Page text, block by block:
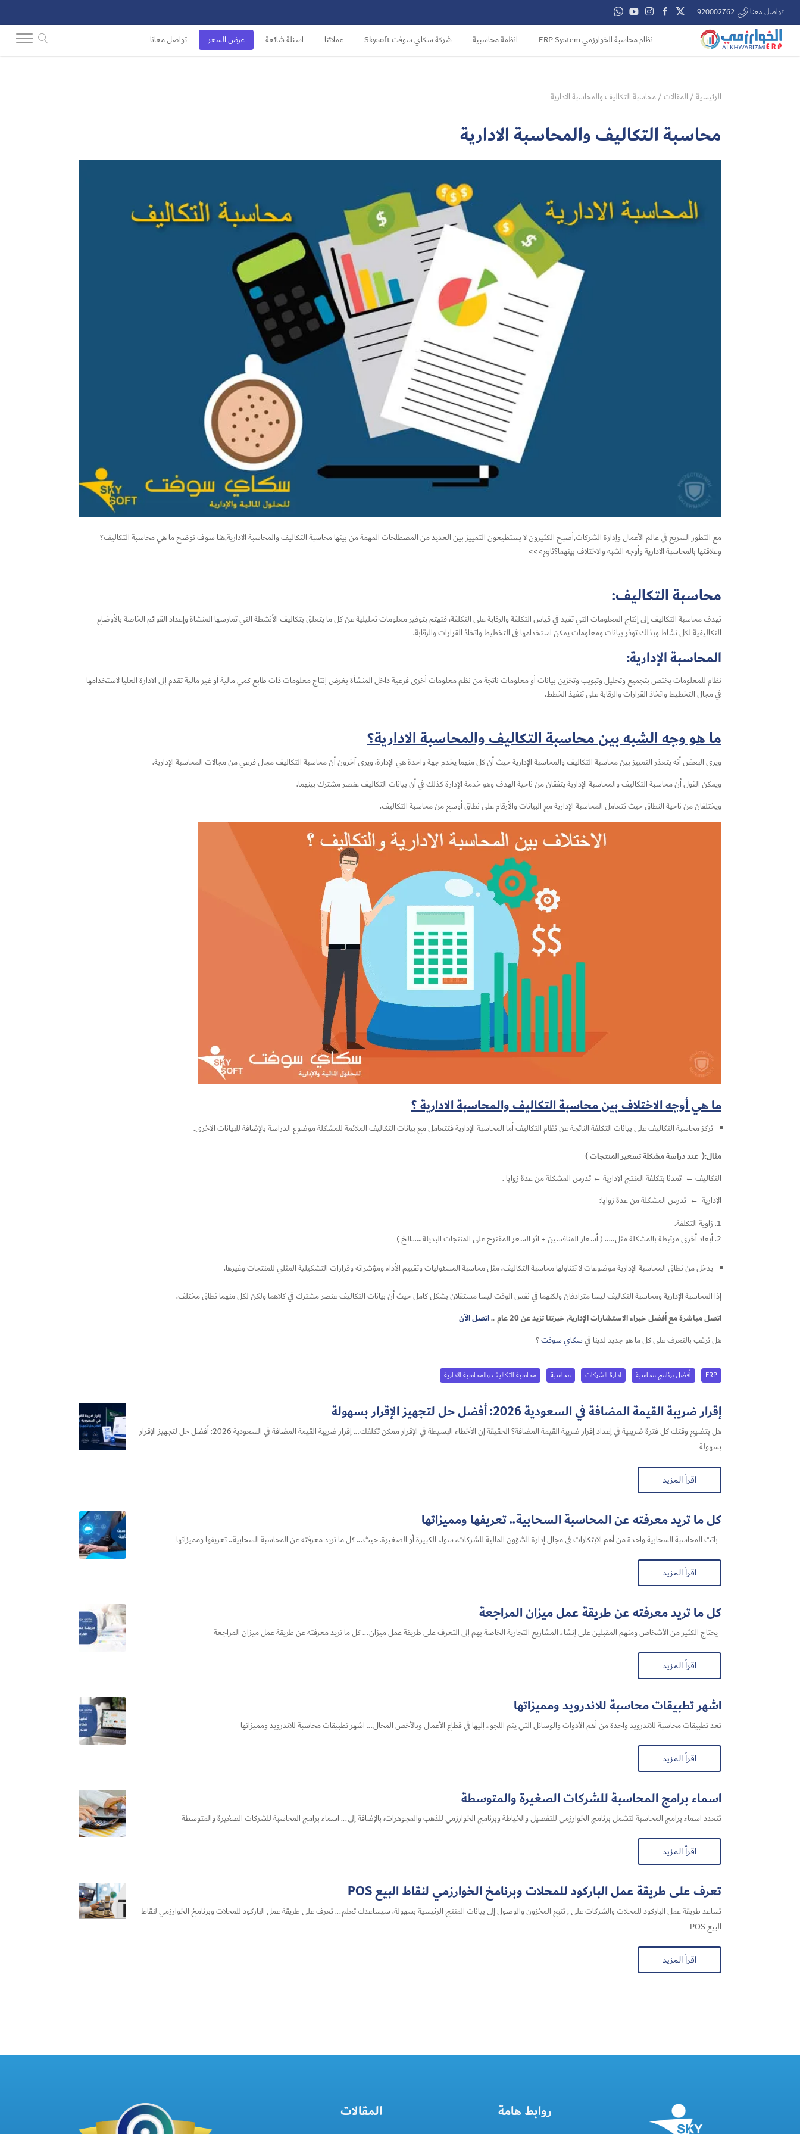
تواصل معنا 920002762
نظام محاسبة الخوارزمي ERP System انظمة محاسبية شركة سكاي سوفت Skysoft عملائنا اسئلة شائعة عرض السعر تواصل معانا
الرئيسية/ المقالات/محاسبة التكاليف والمحاسبة الادارية
محاسبة التكاليف والمحاسبة الادارية
مع التطور السريع في عالم الأعمال وإدارة الشركات,أصبح الكثيرون لا يستطيعون التمييز بين العديد من المصطلحات المهمة من بينها محاسبة التكاليف والمحاسبة الادارية,هنا سوف نوضح ما هي محاسبة التكاليف؟
وعلاقتها بالمحاسبة الادارية وأوجه الشبه والاختلاف بينهما؟تابع>>>
محاسبة التكاليف:
تهدف محاسبة التكاليف إلى إنتاج المعلومات التي تفيد في قياس التكلفة والرقابة على التكلفة، فتهتم بتوفير معلومات تحليلية عن كل ما يتعلق بتكاليف الأنشطة التي تمارسها المنشاة وإعداد القوائم الخاصة بالأوضاع
التكاليفية لكل نشاط وبذلك توفر بيانات ومعلومات يمكن استخدامها في التخطيط واتخاذ القرارات والرقابة.
المحاسبة الإدارية:
نظام للمعلومات يختص بتجميع وتحليل وتبويب وتخزين بيانات أو معلومات ناتجة من نظم معلومات أخرى فرعية داخل المنشأة بغرض إنتاج معلومات ذات طابع كمي مالية أو غير مالية تقدم إلى الإدارة العليا لاستخدامها
في مجال التخطيط واتخاذ القرارات والرقابة على تنفيذ الخطط.
ما هو وجه الشبه بين محاسبة التكاليف والمحاسبة الادارية؟
ويرى البعض أنه يتعذر التمييز بين محاسبة التكاليف والمحاسبة الإدارية حيث أن كل منهما يخدم جهة واحدة هي الإدارة، ويرى آخرون أن محاسبة التكاليف مجال فرعي من مجالات المحاسبة الإدارية.
ويمكن القول أن محاسبة التكاليف والمحاسبة الإدارية يتفقان من ناحية الهدف وهو خدمة الإدارة كذلك في أن بيانات التكاليف عنصر مشترك بينهما.
ويختلفان من ناحية النطاق حيث تتعامل المحاسبة الإدارية مع البيانات والأرقام على نطاق أوسع من محاسبة التكاليف.
ما هي أوجه الاختلاف بين محاسبة التكاليف والمحاسبة الادارية ؟
تركز محاسبة التكاليف على بيانات التكلفة الناتجة عن نظام التكاليف أما المحاسبة الإدارية فتتعامل مع بيانات التكاليف الملائمة للمشكلة موضوع الدراسة بالإضافة للبيانات الأخرى.
مثال:( عند دراسة مشكلة تسعير المنتجات )
التكاليف ← تمدنا بتكلفة المنتج الإدارية ← تدرس المشكلة من عدة زوايا .
الإدارية ← تدرس المشكلة من عدة زوايا:
زاوية التكلفة.
أبعاد أخرى مرتبطة بالمشكلة مثل….. ( أسعار المنافسين + اثر السعر المقترح على المنتجات البديلة……الخ )
يدخل من نطاق المحاسبة الإدارية موضوعات لا تتناولها محاسبة التكاليف، مثل محاسبة المسئوليات وتقييم الأداء ومؤشراته وقرارات التشكيلية المثلي للمنتجات وغيرها.
إذا المحاسبة الإدارية ومحاسبة التكاليف ليسا مترادفان ولكنهما في نفس الوقت ليسا مستقلان بشكل كامل حيث أن بيانات التكاليف عنصر مشترك في كلاهما ولكن لكل منهما نطاق مختلف.
اتصل مباشرة مع أفضل خبراء الاستشارات الإدارية, خبرتنا تزيد عن 20 عام .. اتصل الآن
هل ترغب بالتعرف على كل ما هو جديد لدينا فيسكاي سوفت؟
ERP أفضل برنامج محاسبة ادارة الشركات محاسبة محاسبة التكاليف والمحاسبة الادارية
إقرار ضريبة القيمة المضافة في السعودية 2026: أفضل حل لتجهيز الإقرار بسهولة
هل بتضيع وقتك كل فترة ضريبية في إعداد إقرار ضريبة القيمة المضافة؟ الحقيقة إن الأخطاء البسيطة في الإقرار ممكن تكلفك... إقرار ضريبة القيمة المضافة في السعودية 2026: أفضل حل لتجهيز الإقرار
بسهولة
اقرأ المزيد
كل ما تريد معرفته عن المحاسبة السحابية​.. تعريفها ومميزاتها
باتت المحاسبة السحابية​ واحدة من أهم الابتكارات في مجال إدارة الشؤون المالية للشركات، سواء الكبيرة أو الصغيرة. حيث... كل ما تريد معرفته عن المحاسبة السحابية​.. تعريفها ومميزاتها
اقرأ المزيد
كل ما تريد معرفته عن طريقة عمل ميزان المراجعة
يحتاج الكثير من الأشخاص ومنهم المقبلين على إنشاء المشاريع التجارية الخاصة بهم إلى التعرف على طريقة عمل ميزان... كل ما تريد معرفته عن طريقة عمل ميزان المراجعة
اقرأ المزيد
اشهر تطبيقات محاسبة للاندرويد ومميزاتها
تعد تطبيقات محاسبة للاندرويد واحدة من أهم الأدوات والوسائل التي يتم اللجوء إليها في قطاع الأعمال وبالأخص المحال... اشهر تطبيقات محاسبة للاندرويد ومميزاتها
اقرأ المزيد
اسماء برامج المحاسبة للشركات الصغيرة والمتوسطة
تتعدد اسماء برامج المحاسبة لتشمل برنامج الخوارزمي للتفصيل والخياطة وبرنامج الخوارزمي للذهب والمجوهرات، بالإضافة إلى... اسماء برامج المحاسبة للشركات الصغيرة والمتوسطة
اقرأ المزيد
تعرف على طريقة عمل الباركود للمحلات وبرنامخ الخوارزمي لنقاط البيع POS
تساعد طريقة عمل الباركود للمحلات والشركات على , تتبع المخزون والوصول إلى بيانات المنتج الرئيسية بسهولة، سيساعدك تعلم... تعرف على طريقة عمل الباركود للمحلات وبرنامخ الخوارزمي لنقاط
البيع POS
اقرأ المزيد
روابط هامة المقالات